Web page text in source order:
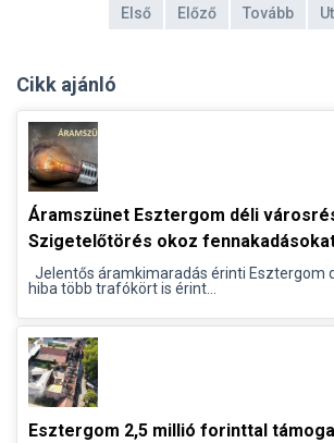
Első Előző Tovább
Cikk ajánló
Áramszünet Esztergom déli
Szigetelőtörés okoz
Jelentős áramkimaradás érinti Esztergom
hiba több trafókört is érint...
Esztergom 2,5 millió forinttal